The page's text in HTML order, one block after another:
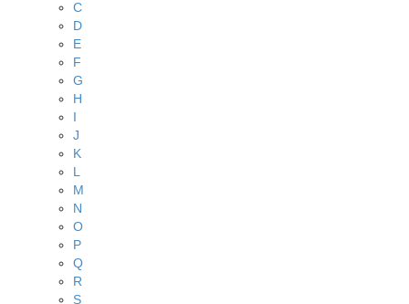
C
D
E
F
G
H
I
J
K
L
M
N
O
P
Q
R
S